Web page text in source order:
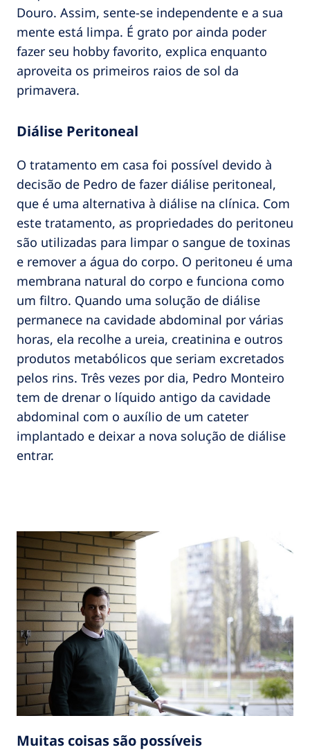
Douro. Assim, sente-se independente e a sua
mente está limpa. É grato por ainda poder
fazer seu hobby favorito, explica enquanto
aproveita os primeiros raios de sol da
primavera.
Diálise Peritoneal
O tratamento em casa foi possível devido à
decisão de Pedro de fazer diálise peritoneal,
que é uma alternativa à diálise na clínica. Com
este tratamento, as propriedades do peritoneu
são utilizadas para limpar o sangue de toxinas
e remover a água do corpo. O peritoneu é uma
membrana natural do corpo e funciona como
um filtro. Quando uma solução de diálise
permanece na cavidade abdominal por várias
horas, ela recolhe a ureia, creatinina e outros
produtos metabólicos que seriam excretados
pelos rins. Três vezes por dia, Pedro Monteiro
tem de drenar o líquido antigo da cavidade
abdominal com o auxílio de um cateter
implantado e deixar a nova solução de diálise
entrar.
Muitas coisas são possíveis